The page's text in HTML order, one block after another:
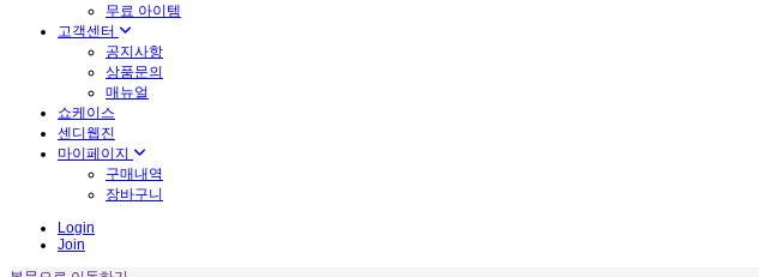
무료 아이템
고객센터
공지사항
상품문의
매뉴얼
쇼케이스
센디웹진
마이페이지
구매내역
장바구니
Login
Join